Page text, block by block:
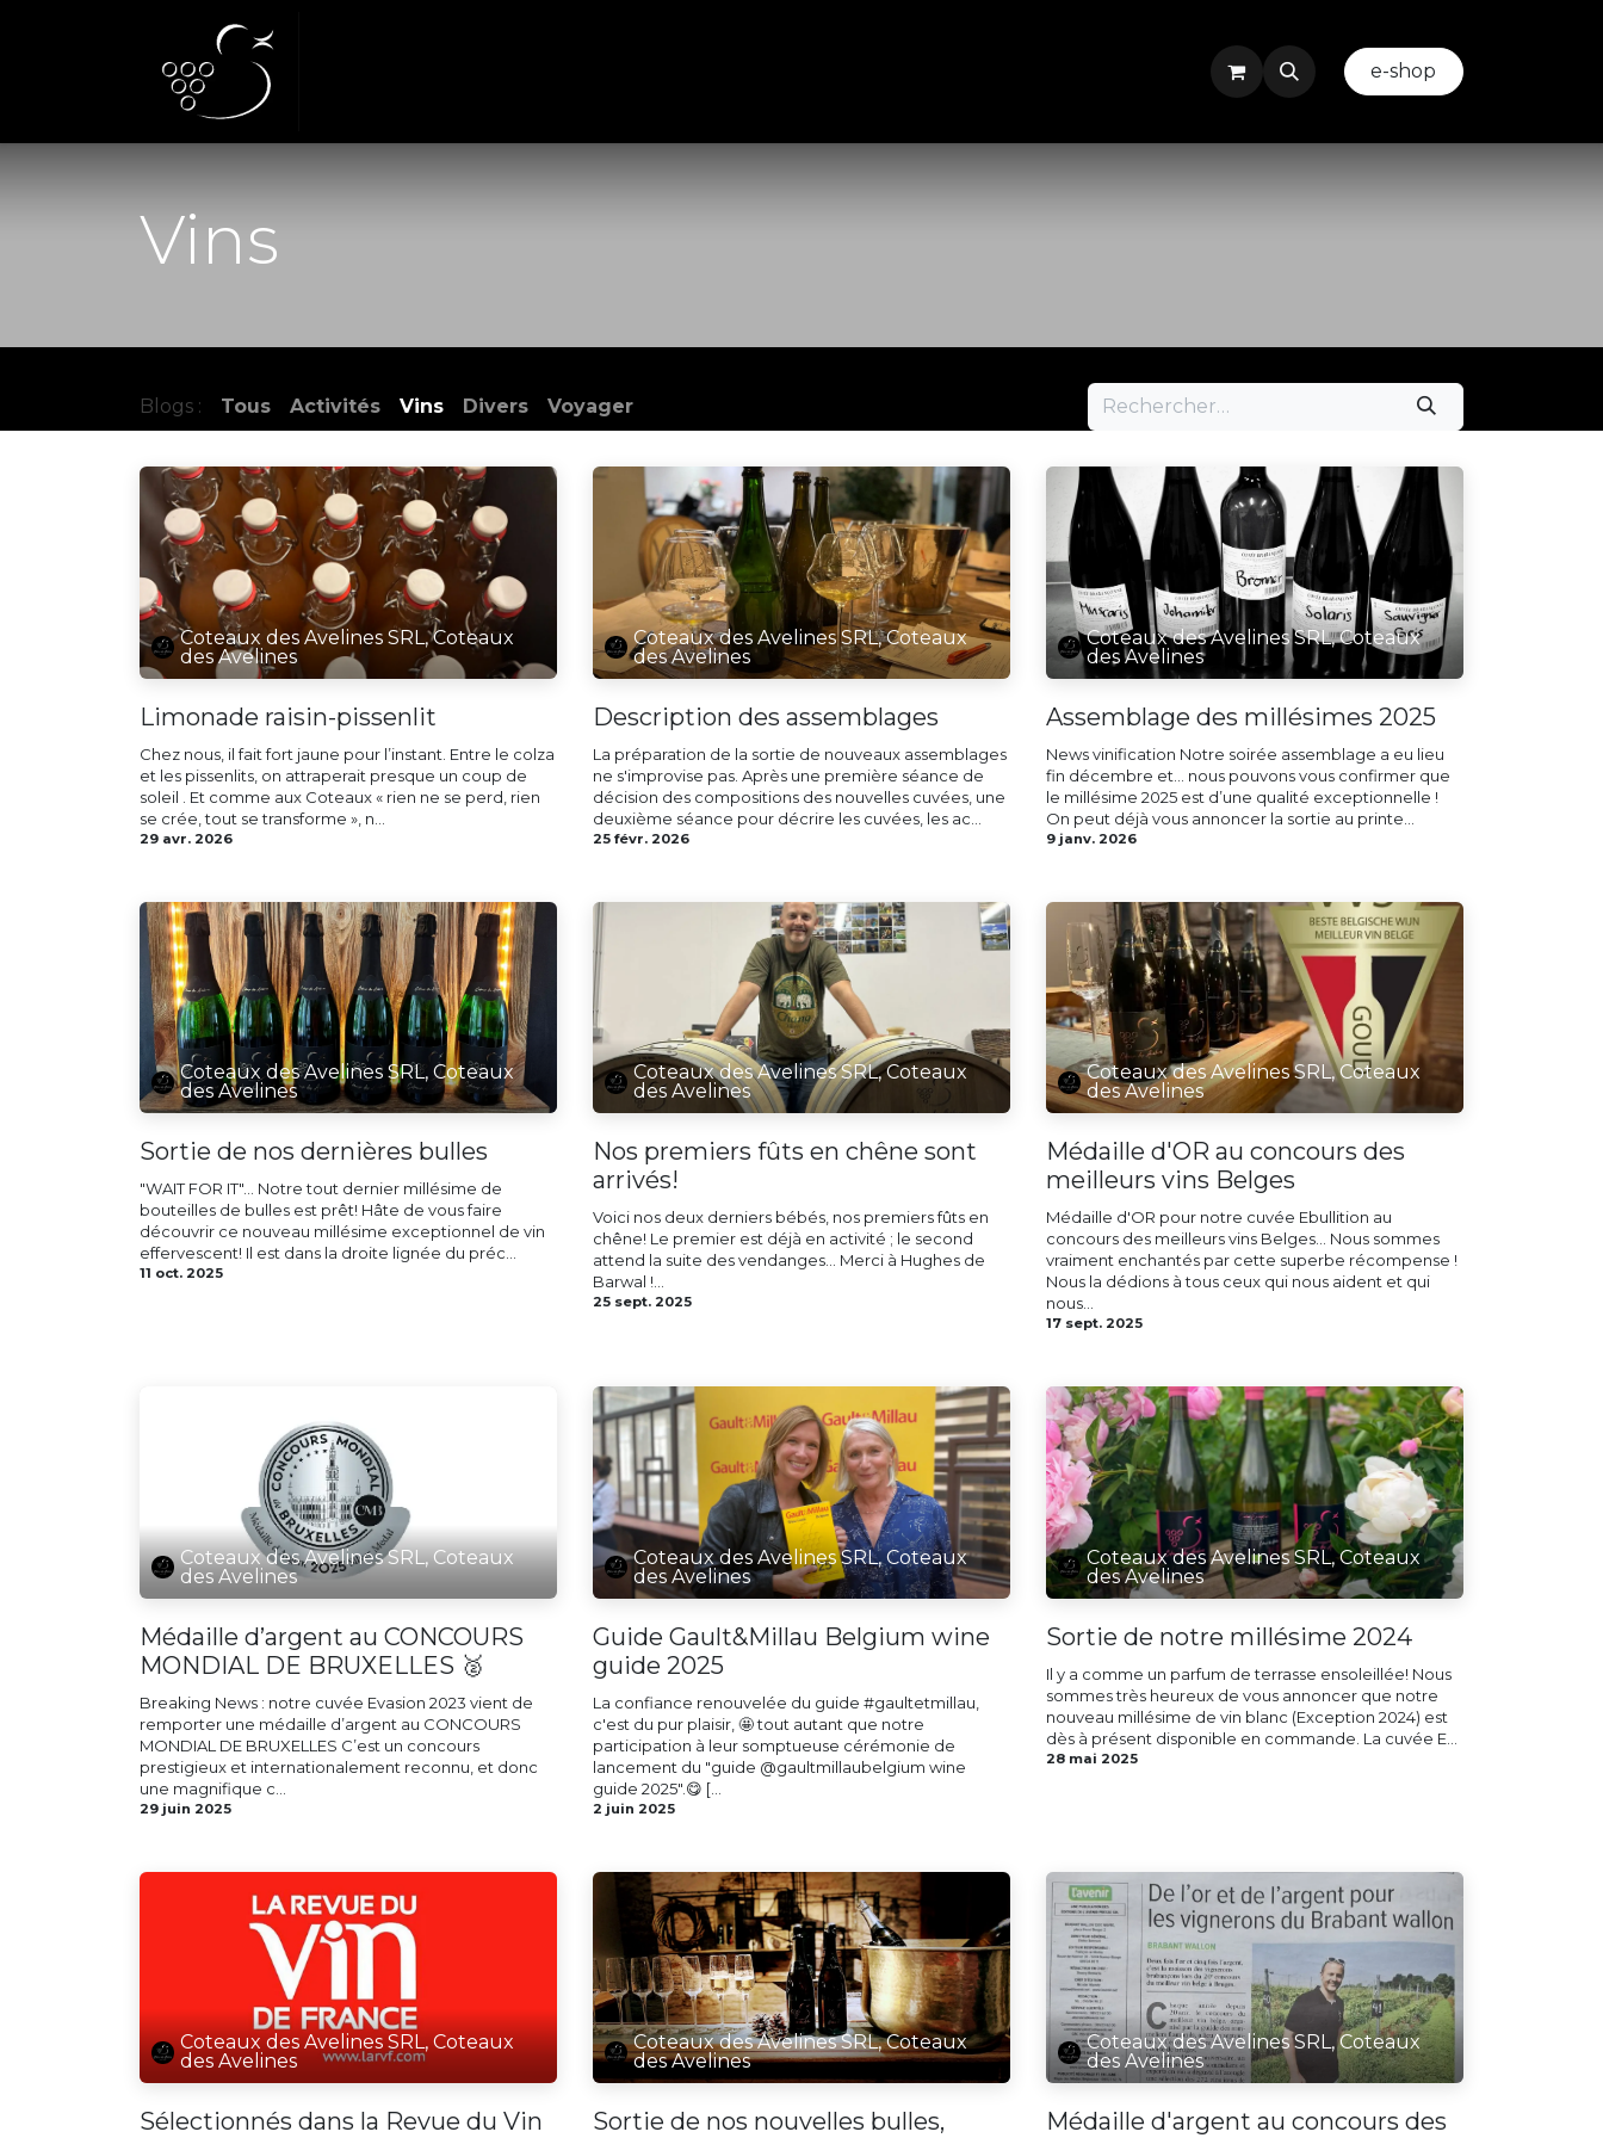
Evenement ou Team Building
e-shop
Vins
Blogs : Tous Activités Vins Divers Voyager
Coteaux des Avelines SRL, Coteaux
des Avelines
Limonade raisin-pissenlit
Chez nous, il fait fort jaune pour l’instant. Entre le colza
et les pissenlits, on attraperait presque un coup de
soleil . Et comme aux Coteaux « rien ne se perd, rien
se crée, tout se transforme », n...
29 avr. 2026
Coteaux des Avelines SRL, Coteaux
des Avelines
Description des assemblages
La préparation de la sortie de nouveaux assemblages
ne s'improvise pas. Après une première séance de
décision des compositions des nouvelles cuvées, une
deuxième séance pour décrire les cuvées, les ac...
25 févr. 2026
Coteaux des Avelines SRL, Coteaux
des Avelines
Assemblage des millésimes 2025
News vinification Notre soirée assemblage a eu lieu
fin décembre et… nous pouvons vous confirmer que
le millésime 2025 est d’une qualité exceptionnelle !
On peut déjà vous annoncer la sortie au printe...
9 janv. 2026
Coteaux des Avelines SRL, Coteaux
des Avelines
Sortie de nos dernières bulles
"WAIT FOR IT"... Notre tout dernier millésime de
bouteilles de bulles est prêt! Hâte de vous faire
découvrir ce nouveau millésime exceptionnel de vin
effervescent! Il est dans la droite lignée du préc...
11 oct. 2025
Coteaux des Avelines SRL, Coteaux
des Avelines
Nos premiers fûts en chêne sont
arrivés!
Voici nos deux derniers bébés, nos premiers fûts en
chêne! Le premier est déjà en activité ; le second
attend la suite des vendanges... Merci à Hughes de
Barwal !...
25 sept. 2025
Coteaux des Avelines SRL, Coteaux
des Avelines
Médaille d'OR au concours des
meilleurs vins Belges
Médaille d'OR pour notre cuvée Ebullition au
concours des meilleurs vins Belges... Nous sommes
vraiment enchantés par cette superbe récompense !
Nous la dédions à tous ceux qui nous aident et qui
nous...
17 sept. 2025
Coteaux des Avelines SRL, Coteaux
des Avelines
Médaille d’argent au CONCOURS
MONDIAL DE BRUXELLES 🥈
Breaking News : notre cuvée Evasion 2023 vient de
remporter une médaille d’argent au CONCOURS
MONDIAL DE BRUXELLES C’est un concours
prestigieux et internationalement reconnu, et donc
une magnifique c...
29 juin 2025
Coteaux des Avelines SRL, Coteaux
des Avelines
Guide Gault&Millau Belgium wine
guide 2025
La confiance renouvelée du guide #gaultetmillau,
c'est du pur plaisir, 🤩 tout autant que notre
participation à leur somptueuse cérémonie de
lancement du "guide @gaultmillaubelgium wine
guide 2025".😋 [...
2 juin 2025
Coteaux des Avelines SRL, Coteaux
des Avelines
Sortie de notre millésime 2024
Il y a comme un parfum de terrasse ensoleillée! Nous
sommes très heureux de vous annoncer que notre
nouveau millésime de vin blanc (Exception 2024) est
dès à présent disponible en commande. La cuvée E...
28 mai 2025
Coteaux des Avelines SRL, Coteaux
des Avelines
Sélectionnés dans la Revue du Vin
Coteaux des Avelines SRL, Coteaux
des Avelines
Sortie de nos nouvelles bulles,
Coteaux des Avelines SRL, Coteaux
des Avelines
Médaille d'argent au concours des